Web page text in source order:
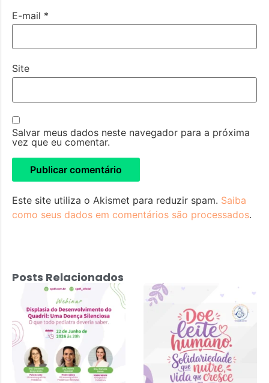
E-mail *
Site
Salvar meus dados neste navegador para a próxima
vez que eu comentar.
Este site utiliza o Akismet para reduzir spam. Saiba
como seus dados em comentários são processados.
Posts Relacionados
Displasia do
Desenvolvimento
do Quadril: Uma
Silenciosa – 22
de junho 2026 às